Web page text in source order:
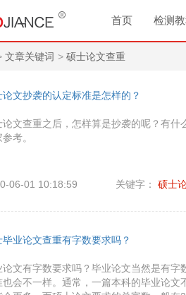
首页 检测
文章关键词 硕士论文查重
论文抄袭的认定标准是怎样的？
论文查重之后，怎样算是抄袭的呢？有
考。
06-01 10:18:59 关键字： 硕士
毕业论文查重有字数要求吗？
论文有字数要求吗？毕业论文当然是有
也会不一样。通常，一篇本科的毕业论